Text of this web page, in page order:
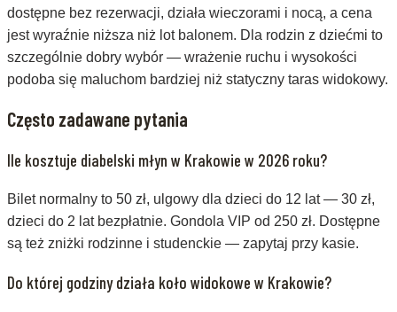
dostępne bez rezerwacji, działa wieczorami i nocą, a cena
jest wyraźnie niższa niż lot balonem. Dla rodzin z dziećmi to
szczególnie dobry wybór — wrażenie ruchu i wysokości
podoba się maluchom bardziej niż statyczny taras widokowy.
Często zadawane pytania
Ile kosztuje diabelski młyn w Krakowie w 2026 roku?
Bilet normalny to 50 zł, ulgowy dla dzieci do 12 lat — 30 zł,
dzieci do 2 lat bezpłatnie. Gondola VIP od 250 zł. Dostępne
są też zniżki rodzinne i studenckie — zapytaj przy kasie.
Do której godziny działa koło widokowe w Krakowie?